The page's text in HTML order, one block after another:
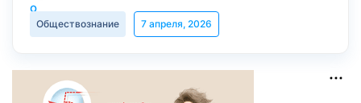
Обществознание 7 апреля, 2026